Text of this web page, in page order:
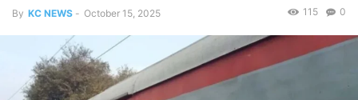
By KC NEWS - October 15, 2025 0
115